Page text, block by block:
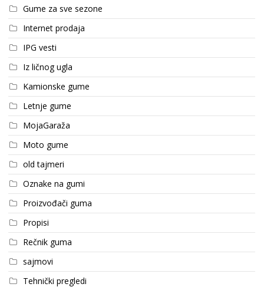
Gume za sve sezone
Internet prodaja
IPG vesti
Iz ličnog ugla
Kamionske gume
Letnje gume
MojaGaraža
Moto gume
old tajmeri
Oznake na gumi
Proizvođači guma
Propisi
Rečnik guma
sajmovi
Tehnički pregledi